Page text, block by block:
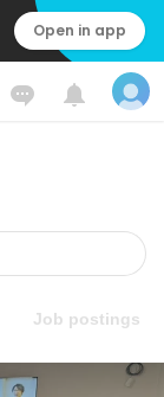
Open in app
Job postings